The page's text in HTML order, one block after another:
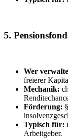
5.
Wer
freierer
Mechanik:
Förderung:
Typisch für:
Arbeitgeber.